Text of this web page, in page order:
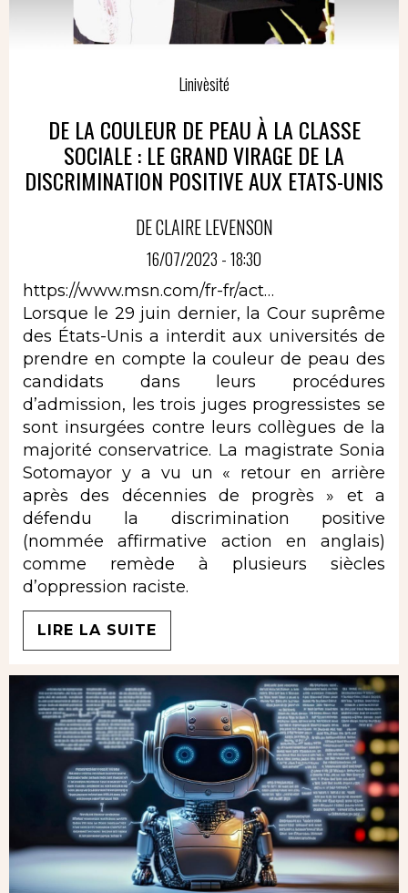
Linivèsité
DE LA COULEUR DE PEAU À LA CLASSE
SOCIALE : LE GRAND VIRAGE DE LA
DISCRIMINATION POSITIVE AUX ETATS-UNIS
DE CLAIRE LEVENSON
16/07/2023 - 18:30
https://www.msn.com/fr-fr/act…
Lorsque le 29 juin dernier, la Cour suprême
des États-Unis a interdit aux universités de
prendre en compte la couleur de peau des
candidats dans leurs procédures
d’admission, les trois juges progressistes se
sont insurgées contre leurs collègues de la
majorité conservatrice. La magistrate Sonia
Sotomayor y a vu un « retour en arrière
après des décennies de progrès » et a
défendu la discrimination positive
(nommée affirmative action en anglais)
comme remède à plusieurs siècles
d’oppression raciste.
LIRE LA SUITE